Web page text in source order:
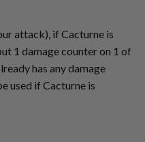
attack), if Cacturne is
1 damage counter on 1 of
has any damage
used if Cacturne is